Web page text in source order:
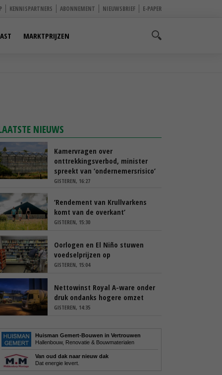
KENNISPARTNERS ABONNEMENT NIEUWSBRIEF E-PAPER
MARKTPRIJZEN
NIEUWS
Kamervragen over
onttrekkingsverbod, minister
spreekt van ‘ondernemersrisico’
GISTEREN, 16:27
‘Rendement van Krullvarkens
komt van de overkant’
GISTEREN, 15:30
Oorlogen en El Niño stuwen
voedselprijzen op
GISTEREN, 15:04
Nettowinst Royal A-ware onder
druk ondanks hogere omzet
GISTEREN, 14:35
Huisman Gemert-Bouwen in Vertrouwen
Hallenbouw, Renovatie & Bouwmaterialen
Van oud dak naar nieuw dak
Dat energie levert.